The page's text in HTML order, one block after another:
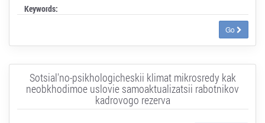
Keywords:
Go
Sotsial'no-psikhologicheskii klimat mikrosredy kak
neobkhodimoe uslovie samoaktualizatsii rabotnikov
kadrovogo rezerva